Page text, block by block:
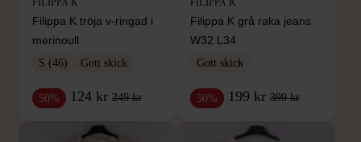
FILIPPA K
Filippa K tröja v-ringad i
merinoull
S (46) Gott skick
50% 124 kr 249 kr
FILIPPA K
Filippa K grå raka jeans
W32 L34
Gott skick
50% 199 kr 399 kr